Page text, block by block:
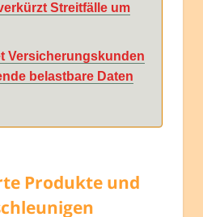
Streitfälle um
Versicherungskunden
belastbare Daten
Produkte und